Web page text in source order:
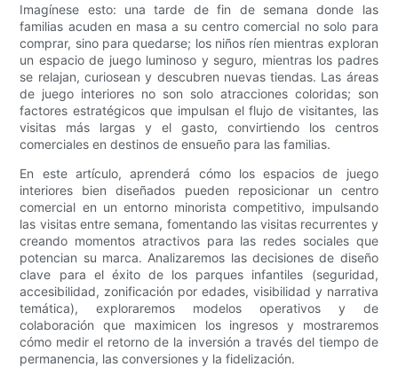
Imagínese esto: una tarde de fin de semana donde las
familias acuden en masa a su centro comercial no solo para
comprar, sino para quedarse; los niños ríen mientras exploran
un espacio de juego luminoso y seguro, mientras los padres
se relajan, curiosean y descubren nuevas tiendas. Las áreas
de juego interiores no son solo atracciones coloridas; son
factores estratégicos que impulsan el flujo de visitantes, las
visitas más largas y el gasto, convirtiendo los centros
comerciales en destinos de ensueño para las familias.
En este artículo, aprenderá cómo los espacios de juego
interiores bien diseñados pueden reposicionar un centro
comercial en un entorno minorista competitivo, impulsando
las visitas entre semana, fomentando las visitas recurrentes y
creando momentos atractivos para las redes sociales que
potencian su marca. Analizaremos las decisiones de diseño
clave para el éxito de los parques infantiles (seguridad,
accesibilidad, zonificación por edades, visibilidad y narrativa
temática), exploraremos modelos operativos y de
colaboración que maximicen los ingresos y mostraremos
cómo medir el retorno de la inversión a través del tiempo de
permanencia, las conversiones y la fidelización.